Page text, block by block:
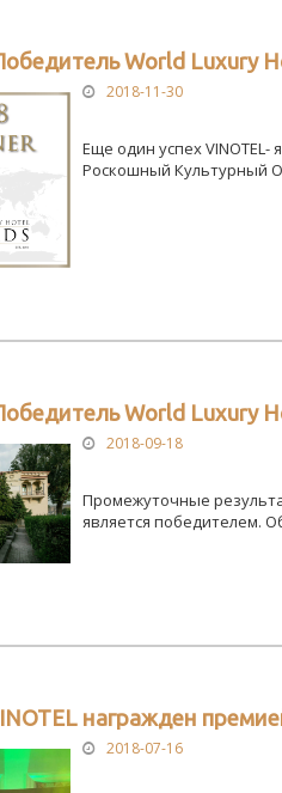
World Luxury
2018-11-30
Еще один успех
Роскошный Культурный
World Luxury
2018-09-18
Промежуточные
является победителем.
награжден
2018-07-16